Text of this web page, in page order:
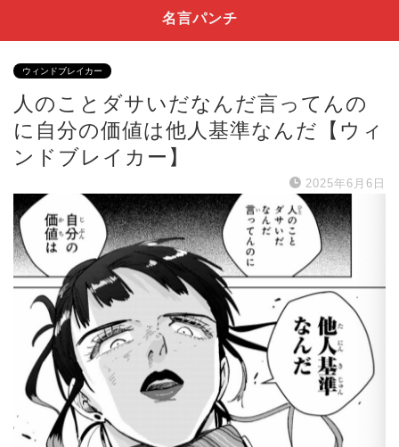
名言パンチ
ウィンドブレイカー
人のことダサいだなんだ言ってんの
に自分の価値は他人基準なんだ【ウィ
ンドブレイカー】
2025年6月6日